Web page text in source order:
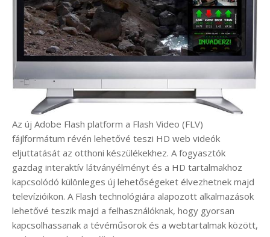
Az új Adobe Flash platform a Flash Video (FLV)
fájlformátum révén lehetővé teszi HD web videók
eljuttatását az otthoni készülékekhez. A fogyasztók
gazdag interaktív látványélményt és a HD tartalmakhoz
kapcsolódó különleges új lehetőségeket élvezhetnek majd
televízióikon. A Flash technológiára alapozott alkalmazások
lehetővé teszik majd a felhasználóknak, hogy gyorsan
kapcsolhassanak a tévéműsorok és a webtartalmak között,